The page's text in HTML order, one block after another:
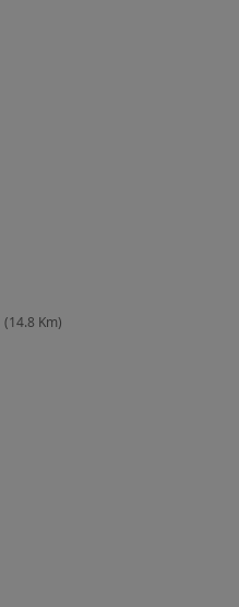
(14.8 Km)